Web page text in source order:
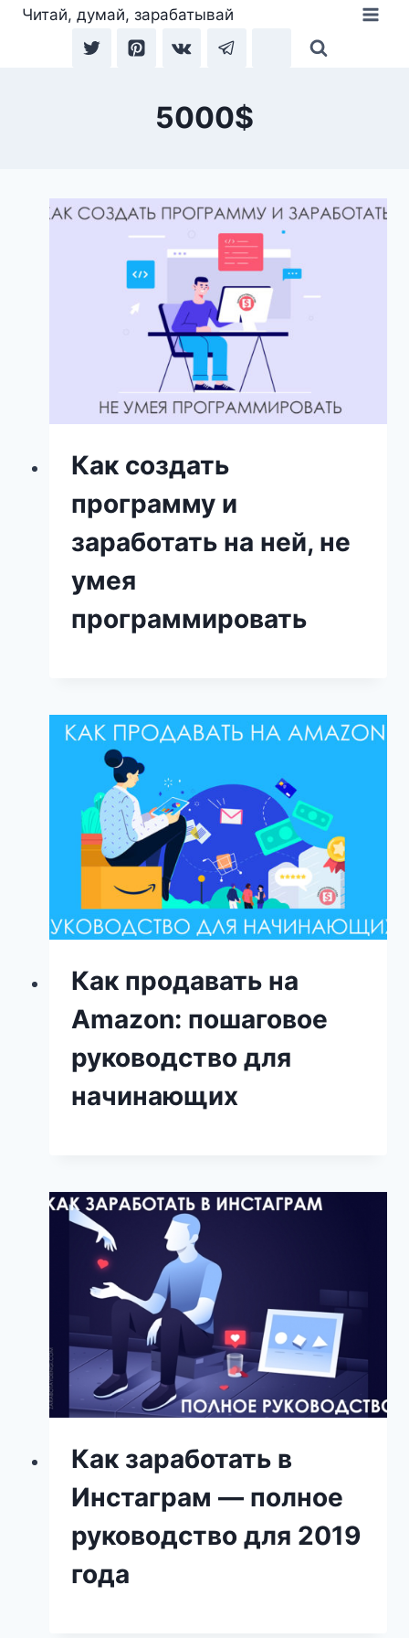
Перейти
Читай, думай, зарабатывай
5000$
Как создать
программу и
заработать на ней, не
умея
программировать
Как продавать на
Amazon: пошаговое
руководство для
начинающих
Как заработать в
Инстаграм — полное
руководство для 2019
года